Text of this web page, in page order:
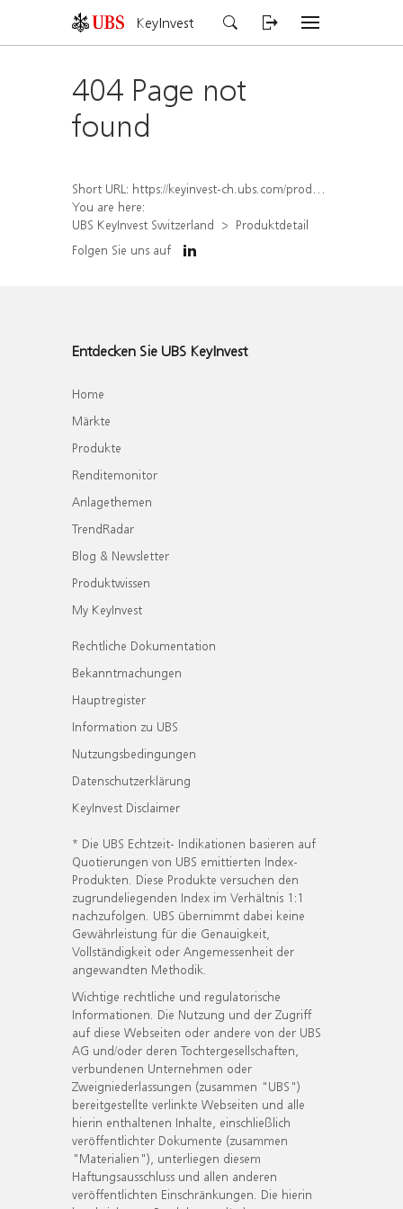
KeyInvest
404 Page not
found
Short URL: https://keyinvest-ch.ubs.com/produkt/detail/index/isin/CH1572297526
You are here:
UBS KeyInvest Switzerland
Produktdetail
Folgen Sie uns auf
Entdecken Sie UBS KeyInvest
Home
Märkte
Produkte
Renditemonitor
Anlagethemen
TrendRadar
Blog & Newsletter
Produktwissen
My KeyInvest
Rechtliche Dokumentation
Bekanntmachungen
Hauptregister
Information zu UBS
Nutzungsbedingungen
Datenschutzerklärung
KeyInvest Disclaimer
* Die UBS Echtzeit- Indikationen basieren auf
Quotierungen von UBS emittierten Index-
Produkten. Diese Produkte versuchen den
zugrundeliegenden Index im Verhältnis 1:1
nachzufolgen. UBS übernimmt dabei keine
Gewährleistung für die Genauigkeit,
Vollständigkeit oder Angemessenheit der
angewandten Methodik.
Wichtige rechtliche und regulatorische
Informationen. Die Nutzung und der Zugriff
auf diese Webseiten oder andere von der UBS
AG und/oder deren Tochtergesellschaften,
verbundenen Unternehmen oder
Zweigniederlassungen (zusammen "UBS")
bereitgestellte verlinkte Webseiten und alle
hierin enthaltenen Inhalte, einschließlich
veröffentlichter Dokumente (zusammen
"Materialien"), unterliegen diesem
Haftungsausschluss und allen anderen
veröffentlichten Einschränkungen. Die hierin